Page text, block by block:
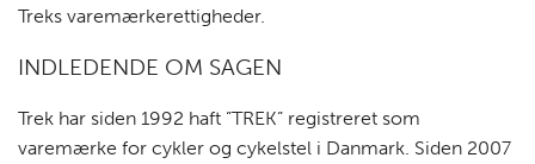
TEAMET
Treks varemærkerettigheder.
INDLEDENDE OM SAGEN
Trek har siden 1992 haft ”TREK” registreret som
varemærke for cykler og cykelstel i Danmark. Siden 2007